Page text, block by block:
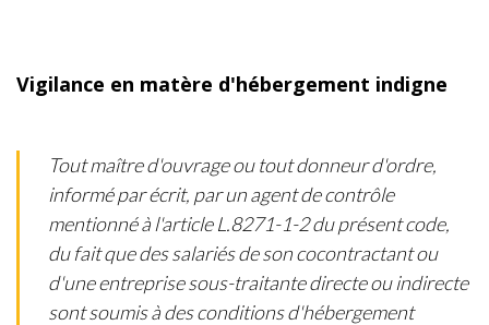
Vigilance en matère d'hébergement indigne
Tout maître d'ouvrage ou tout donneur d'ordre,
informé par écrit, par un agent de contrôle
mentionné à l'article L.8271-1-2 du présent code,
du fait que des salariés de son cocontractant ou
d'une entreprise sous-traitante directe ou indirecte
sont soumis à des conditions d'hébergement